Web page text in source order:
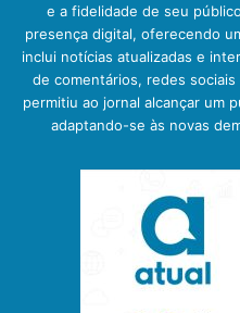
e a fidelidade de seu
presença digital, oferecendo
inclui notícias atualizadas e
de comentários, redes
permitiu ao jornal alcançar um
adaptando-se às novas